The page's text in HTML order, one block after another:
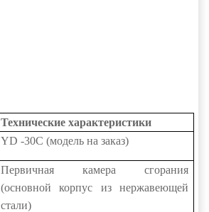
Технические характеристики
YD -30C (модель на заказ)
Первичная камера сгорания
(основной корпус из нержавеющей
стали)